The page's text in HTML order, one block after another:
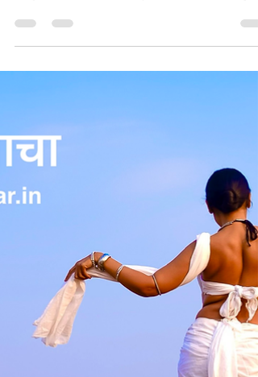
Apr 30
7 min read
She Who Is the Earth Remembering Herself There
are mornings when the forest holds its breath. On
the juncture of the first ray of the sun touching
down into the valley when everything is still. Only
the birds have just awakened and started their
routine chirping. When the pond does not ripple
beginning and no end. When the breeze does not
move the trees but moves through them, the way
raga moves through a musician’s li